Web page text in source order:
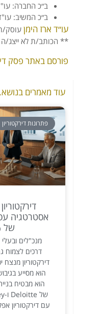
ב״כ החברה:
ב״כ המשיב:
עו״ד ארז הימןעוסק/
** הכותב/ת לא ייצג/
פורסם באתר פסק
עוד מאמרים
פתרונות דירקטוריון
אסטרטגיה
של 20% בשנה
מנכ"לים
דרכים לצמוח
דירקטוריון מנצח
הוא מסייע
הוא מבטיח
עם דירקטוריון